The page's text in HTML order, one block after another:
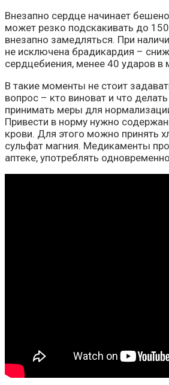
Внезапно сердце начинает бешено
может резко подскакивать до
внезапно замедляться. При
не исключена брадикардия –
сердцебиения, менее 40 ударов в
В такие моменты не стоит
вопрос – кто виноват и что
принимать меры для
Привести в норму нужно
крови. Для этого можно принять
сульфат магния. Медикаменты
аптеке, употреблять